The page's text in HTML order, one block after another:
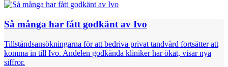
Så många har fått godkänt av Ivo
Tillståndsansökningarna för att bedriva privat tandvård fortsätter att
komma in till Ivo. Andelen godkända kliniker har ökat, visar nya
siffror.